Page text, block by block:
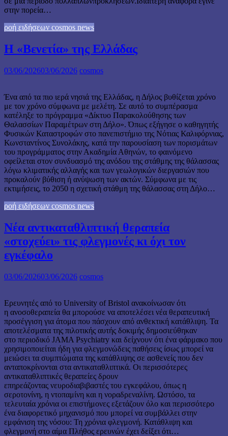
στην πορεία…
ροή ειδήσεων cosmos news
Η «Βενετία» της Ελλάδας
03/06/202603/06/2026 cosmos
Ένα από τα πιο ιερά νησιά της Ελλάδας, η Δήλος βυθίζεται χρόνο
με τον χρόνο σύμφωνα με μελέτη. Σε αυτό το συμπέρασμα
κατέληξε το πρόγραμμα «Δίκτυο Παρακολούθησης των
Θαλασσίων Παραμέτρων στη Δήλο». Όπως εξήγησε ο καθηγητής
Φυσικών Καταστροφών στο πανεπιστήμιο της Νότιας Καλιφόρνιας,
Κωνσταντίνος Συνολάκης, κατά την παρουσίαση των πορισμάτων
του προγράμματος στην Ακαδημία Αθηνών, το φαινόμενο
οφείλεται στον συνδυασμό της ανόδου της στάθμης της θάλασσας
λόγω κλιματικής αλλαγής και των γεωλογικών διεργασιών που
προκαλούν βύθιση ή ανύψωση των ακτών. Σύμφωνα με τις
εκτιμήσεις, το 2050 η σχετική στάθμη της θάλασσας στη Δήλο…
ροή ειδήσεων cosmos news
Νέα αντικαταθλιπτική θεραπεία
«στοχεύει» τις φλεγμονές κι όχι τον
εγκέφαλο
03/06/202603/06/2026 cosmos
Ερευνητές από το University of Bristol ανακοίνωσαν ότι
η ανοσοθεραπεία θα μπορούσε να αποτελέσει νέα θεραπευτική
προσέγγιση για άτομα που πάσχουν από ανθεκτική κατάθλιψη. Τα
αποτελέσματα της πιλοτικής αυτής δοκιμής δημοσιεύθηκαν
στο περιοδικό JAMA Psychiatry και δείχνουν ότι ένα φάρμακο που
χρησιμοποιείται ήδη για φλεγμονώδεις παθήσεις ίσως μπορεί να
μειώσει τα συμπτώματα της κατάθλιψης σε ασθενείς που δεν
ανταποκρίνονται στα αντικαταθλιπτικά. Οι περισσότερες
αντικαταθλιπτικές θεραπείες δρουν
επηρεάζοντας νευροδιαβιβαστές του εγκεφάλου, όπως η
σεροτονίνη, η ντοπαμίνη και η νοραδρεναλίνη. Ωστόσο, τα
τελευταία χρόνια οι επιστήμονες εξετάζουν όλο και περισσότερο
ένα διαφορετικό μηχανισμό που μπορεί να συμβάλλει στην
εμφάνιση της νόσου: Τη χρόνια φλεγμονή. Κατάθλιψη και
φλεγμονή στο αίμα Πλήθος ερευνών έχει δείξει ότι…